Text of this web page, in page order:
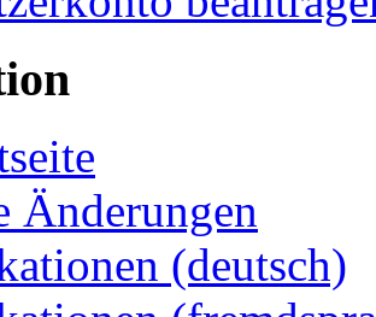
Änderungen
(deutsch)